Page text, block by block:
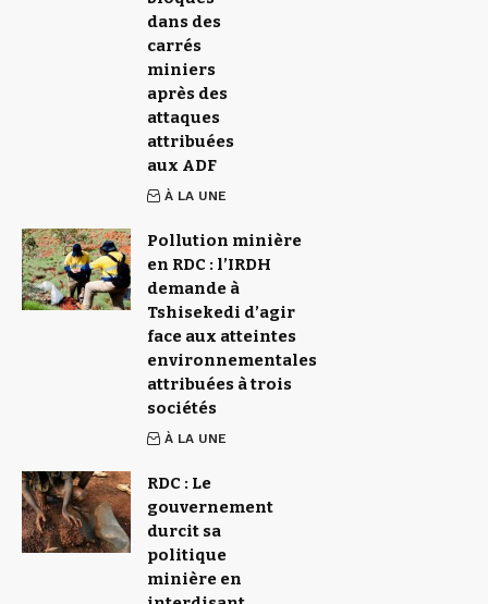
dans des
carrés
miniers
après des
attaques
attribuées
aux ADF
À LA UNE
Pollution minière
en RDC : l’IRDH
demande à
Tshisekedi d’agir
face aux atteintes
environnementales
attribuées à trois
sociétés
À LA UNE
RDC : Le
gouvernement
durcit sa
politique
minière en